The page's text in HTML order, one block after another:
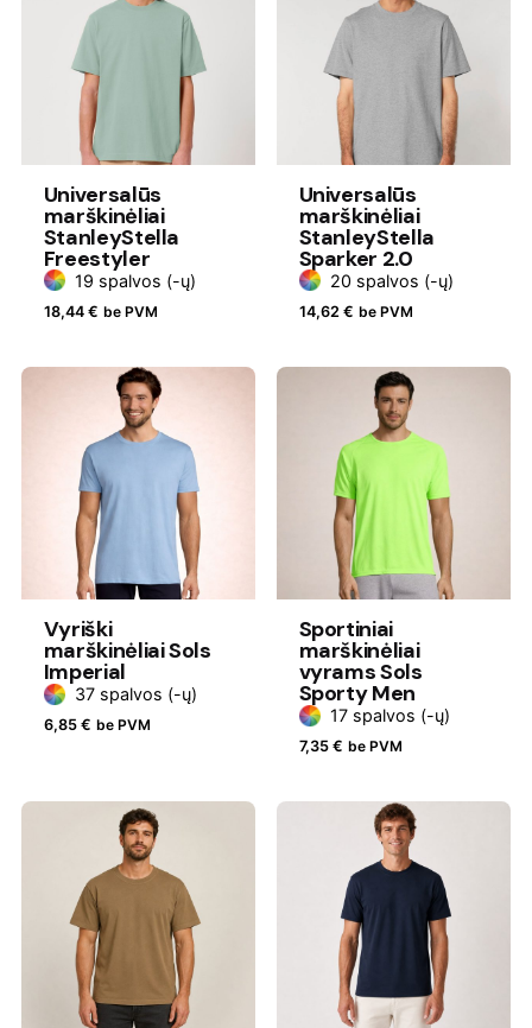
Universalūs
marškinėliai
StanleyStella
Freestyler
19 spalvos (-ų)
18,44 € be PVM
Universalūs
marškinėliai
StanleyStella
Sparker 2.0
20 spalvos (-ų)
14,62 € be PVM
Vyriški
marškinėliai Sols
Imperial
37 spalvos (-ų)
6,85 € be PVM
Sportiniai
marškinėliai
vyrams Sols
Sporty Men
17 spalvos (-ų)
7,35 € be PVM